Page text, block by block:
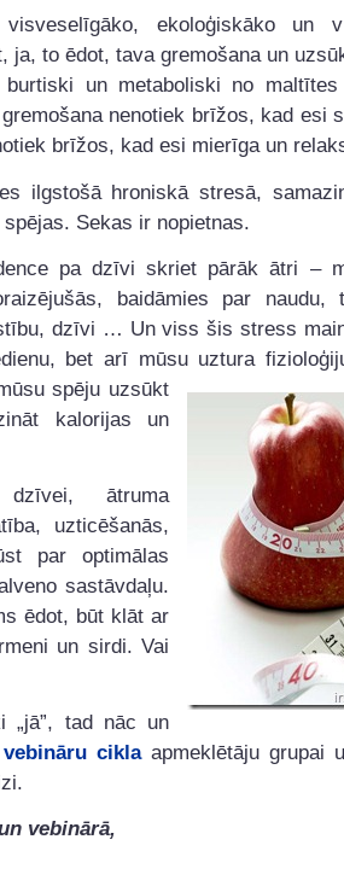
ekoloģiskāko un
ja, to ēdot, tava gremošana un
un metaboliski no maltītes
nenotiek brīžos, kad esi
brīžos, kad esi mierīga un
ilgstošā hroniskā stresā,
Sekas ir nopietnas.
pa dzīvi skriet pārāk ātri –
baidāmies par naudu,
dzīvi … Un viss šis stress
bet arī mūsu uztura
spēju uzsūkt
kalorijas un
ātruma
uzticēšanās,
par optimālas
sastāvdaļu.
ēdot, būt klāt ar
un sirdi. Vai
„jā”, tad nāc un
vebināru ciklaapmeklētāju grupai
vebinārā,